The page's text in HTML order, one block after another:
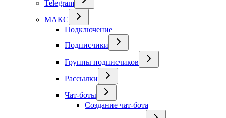
Telegram
МАКС
Подключение
Подписчики
Группы подписчиков
Рассылки
Чат-боты
Создание чат-бота